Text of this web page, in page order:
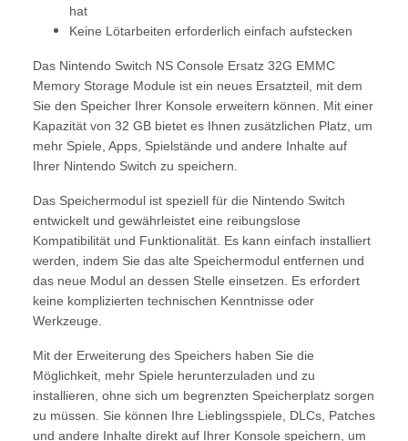
hat
Keine Lötarbeiten erforderlich einfach aufstecken
Das Nintendo Switch NS Console Ersatz 32G EMMC
Memory Storage Module ist ein neues Ersatzteil, mit dem
Sie den Speicher Ihrer Konsole erweitern können. Mit einer
Kapazität von 32 GB bietet es Ihnen zusätzlichen Platz, um
mehr Spiele, Apps, Spielstände und andere Inhalte auf
Ihrer Nintendo Switch zu speichern.
Das Speichermodul ist speziell für die Nintendo Switch
entwickelt und gewährleistet eine reibungslose
Kompatibilität und Funktionalität. Es kann einfach installiert
werden, indem Sie das alte Speichermodul entfernen und
das neue Modul an dessen Stelle einsetzen. Es erfordert
keine komplizierten technischen Kenntnisse oder
Werkzeuge.
Mit der Erweiterung des Speichers haben Sie die
Möglichkeit, mehr Spiele herunterzuladen und zu
installieren, ohne sich um begrenzten Speicherplatz sorgen
zu müssen. Sie können Ihre Lieblingsspiele, DLCs, Patches
und andere Inhalte direkt auf Ihrer Konsole speichern, um